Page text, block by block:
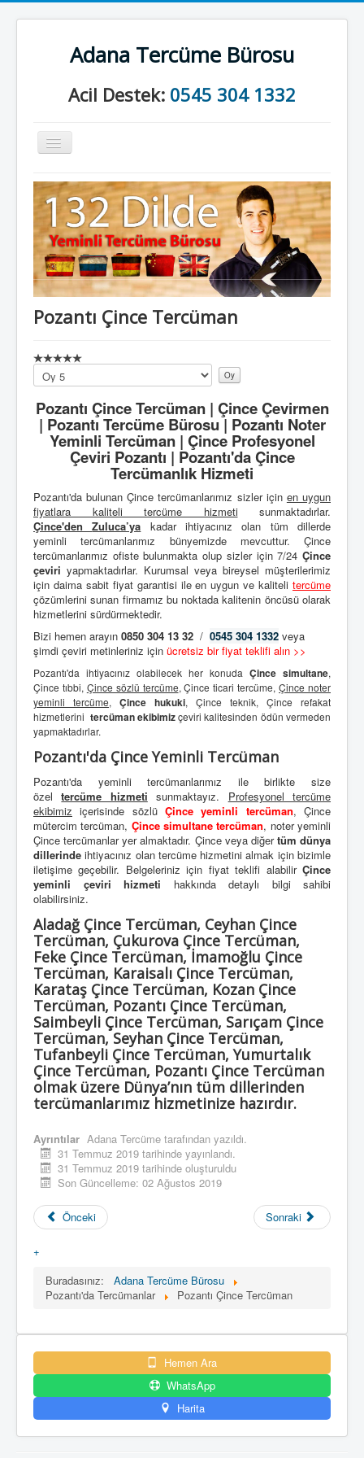
Adana Tercüme Bürosu
Acil Destek: 0545 304 1332
Gezinme
geçişini
Anasayfa
Kurumsal
Neler Yapıyoruz?
İletişim
Pozantı Çince Tercüman
Lütfen
oylayın
Pozantı Çince Tercüman | Çince Çevirmen
| Pozantı Tercüme Bürosu | Pozantı Noter
Yeminli Tercüman | Çince Profesyonel
Çeviri Pozantı | Pozantı'da Çince
Tercümanlık Hizmeti
Pozantı'da bulunan Çince tercümanlarımız sizler için en uygun
fiyatlara kaliteli tercüme hizmetisunmaktadırlar.
Çince'den
Zuluca’ya kadar ihtiyacınız olan tüm dillerde
yeminli tercümanlarımız bünyemizde mevcuttur. Çince
tercümanlarımız ofiste bulunmakta olup sizler için 7/24 Çince
çeviri yapmaktadırlar. Kurumsal veya bireysel müşterilerimiz
için daima sabit fiyat garantisi ile en uygun ve kaliteli tercüme
çözümlerini sunan firmamız bu noktada kalitenin öncüsü olarak
hizmetlerini sürdürmektedir.
Bizi hemen arayın 0850 304 13 32 / 0545 304 1332 veya
şimdi çeviri metinleriniz için ücretsiz bir fiyat teklifi alın >>
Pozantı'da ihtiyacınız olabilecek her konuda Çince simultane,
Çince tıbbi, Çince sözlü tercüme, Çince ticari tercüme,Çince noter
yeminli tercüme, Çince hukuki, Çince teknik, Çince refakat
hizmetlerini tercüman ekibimizçeviri kalitesinden ödün vermeden
yapmaktadırlar.
Pozantı'da Çince Yeminli Tercüman
Pozantı'da yeminli tercümanlarımız ile birlikte size
özeltercüme hizmeti sunmaktayız. Profesyonel tercüme
ekibimiz içerisinde sözlü Çince yeminli tercüman, Çince
mütercim tercüman, Çince simultane tercüman, noter yeminli
Çince tercümanlar yer almaktadır. Çince veya diğertüm dünya
dillerinde ihtiyacınız olan tercüme hizmetini almak için bizimle
iletişime geçebilir. Belgeleriniz için fiyat teklifi alabilir Çince
yeminli çeviri hizmeti hakkında detaylı bilgi sahibi
olabilirsiniz.
Aladağ Çince Tercüman, Ceyhan Çince
Tercüman, Çukurova Çince Tercüman,
Feke Çince Tercüman, İmamoğlu Çince
Tercüman, Karaisalı Çince Tercüman,
Karataş Çince Tercüman, Kozan Çince
Tercüman, Pozantı Çince Tercüman,
Saimbeyli Çince Tercüman, Sarıçam Çince
Tercüman, Seyhan Çince Tercüman,
Tufanbeyli Çince Tercüman, Yumurtalık
Çince Tercüman, Pozantı Çince Tercüman
olmak üzere Dünya’nın tüm dillerinden
tercümanlarımız hizmetinize hazırdır.
Ayrıntılar Adana Tercüme tarafından yazıldı.
31 Temmuz 2019 tarihinde yayınlandı.
31 Temmuz 2019 tarihinde oluşturuldu
Son Güncelleme: 02 Ağustos 2019
Önceki Sonraki
+
Buradasınız:
Adana Tercüme Bürosu
Pozantı'da Tercümanlar
Pozantı Çince Tercüman
Hemen Ara
WhatsApp
Harita